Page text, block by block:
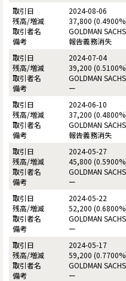
2024-08-06
37,800
GOLDMAN
報告義務消失
2024-07-04
39,200
GOLDMAN
ー
2024-06-10
37,200
GOLDMAN
報告義務消失
2024-05-27
45,800
GOLDMAN
ー
2024-05-22
52,200
GOLDMAN
ー
2024-05-17
59,200
GOLDMAN
ー